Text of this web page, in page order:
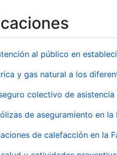
al público en
y gas natural a los
colectivo de asistencia
de aseguramiento en la
de calefacción en la